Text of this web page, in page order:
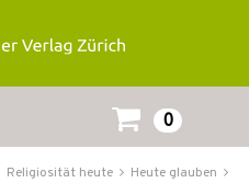
0
Religiosität heute
Heute glauben